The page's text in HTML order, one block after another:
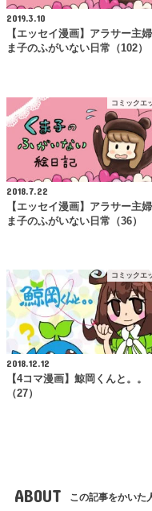
2019.3.10
【エッセイ漫画】アラサー主婦
ま子のふがいない日常（102）
コミックエ
2018.7.22
【エッセイ漫画】アラサー主婦
ま子のふがいない日常（36）
コミックエ
2018.12.12
【4コマ漫画】鯨岡くんと。。
（27）
ABOUT この記事をかいた